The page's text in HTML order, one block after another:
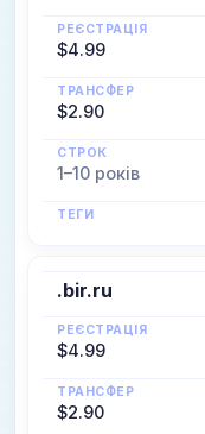
РЕЄСТРАЦІЯ
$4.99
ТРАНСФЕР
$2.90
СТРОК
1–10 років
ТЕГИ
.bir.ru
РЕЄСТРАЦІЯ
$4.99
ТРАНСФЕР
$2.90